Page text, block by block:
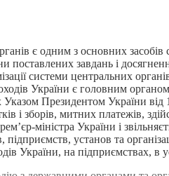
є одним з основних
поставлених завдань і
системи центральних
України є головним
Президентом України
і зборів, митних платежів,
міністра України і
установ та
України, на підприємствах,